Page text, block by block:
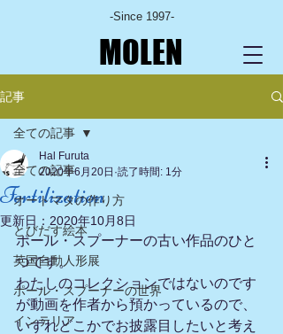
-Since 1997-
MOLEN
記事
全ての記事
オートマタの作り方
とびだす絵本
英国自動人形展
ポール・スプーナーの世界
インテリア
全ての記事
Fertilization
Hal Furuta
2020年6月20日 読了時間: 1分
更新日： 2020年10月8日
ポール・スプーナーの古い作品のひと
つです。
わたしのコレクションではないのです
が動画を作者から預かっているので、
いずれどこかでお披露目したいと考え